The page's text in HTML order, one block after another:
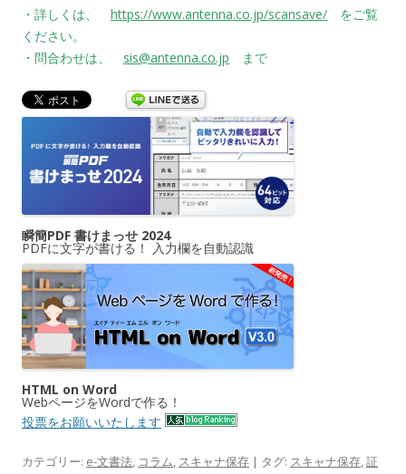
・詳しくは、 https://www.antenna.co.jp/scansave/ をご覧
ください。
・問合わせは、 sis@antenna.co.jp まで
瞬簡PDF 書けまっせ 2024
PDFに文字が書ける！ 入力欄を自動認識
HTML on Word
WebページをWordで作る！
投票をお願いいたします
カテゴリー: e-文書法, コラム, スキャナ保存 | タグ: スキャナ保存,証